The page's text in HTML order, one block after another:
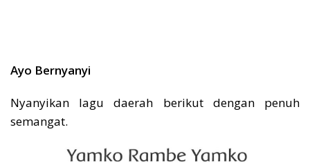
Ayo Bernyanyi
Nyanyikan lagu daerah berikut dengan penuh
semangat.